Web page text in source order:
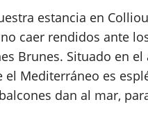
estancia en
caer rendidos ante
Brunes. Situado en
el Mediterráneo es
dan al mar,